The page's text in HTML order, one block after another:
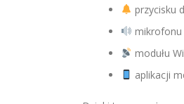
przycisku
mikrofonu
modułu
aplikacji